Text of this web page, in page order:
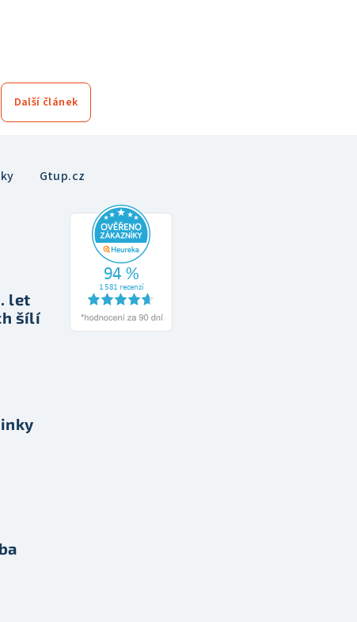
Další článek
Gtup.cz
let
šílí